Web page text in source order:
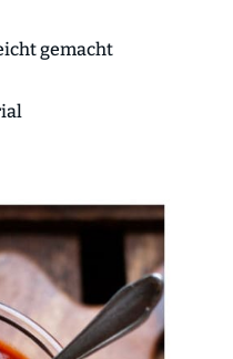
gemacht